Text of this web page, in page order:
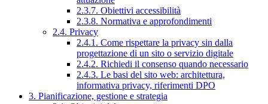
2.3.7. Obiettivi accessibilità
2.3.8. Normativa e approfondimenti
2.4. Privacy
2.4.1. Come rispettare la privacy sin dalla
progettazione di un sito o servizio digitale
2.4.2. Richiedi il consenso quando necessario
2.4.3. Le basi del sito web: architettura,
informativa privacy, riferimenti DPO
3. Pianificazione, gestione e strategia